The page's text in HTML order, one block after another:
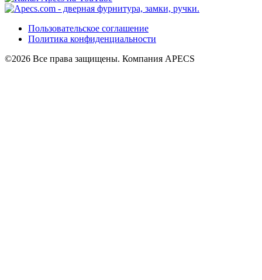
Пользовательское соглашение
Политика конфиденциальности
©2026 Все права защищены. Компания APECS